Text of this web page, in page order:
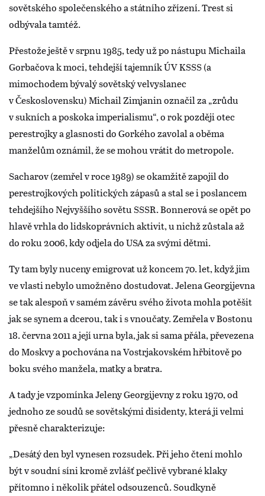
sovětského společenského a státního zřízení. Trest si
odbývala tamtéž.
Přestože ještě v srpnu 1985, tedy už po nástupu Michaila
Gorbačova k moci, tehdejší tajemník ÚV KSSS (a
mimochodem bývalý sovětský velvyslanec
v Československu) Michail Zimjanin označil za „zrůdu
v sukních a poskoka imperialismu“, o rok později otec
perestrojky a glasnosti do Gorkého zavolal a oběma
manželům oznámil, že se mohou vrátit do metropole.
Sacharov (zemřel v roce 1989) se okamžitě zapojil do
perestrojkových politických zápasů a stal se i poslancem
tehdejšího Nejvyššího sovětu SSSR. Bonnerová se opět po
hlavě vrhla do lidskoprávních aktivit, u nichž zůstala až
do roku 2006, kdy odjela do USA za svými dětmi.
Ty tam byly nuceny emigrovat už koncem 70. let, když jim
ve vlasti nebylo umožněno dostudovat. Jelena Georgijevna
se tak alespoň v samém závěru svého života mohla potěšit
jak se synem a dcerou, tak i s vnoučaty. Zemřela v Bostonu
18. června 2011 a její urna byla, jak si sama přála, převezena
do Moskvy a pochována na Vostrjakovském hřbitově po
boku svého manžela, matky a bratra.
A tady je vzpomínka Jeleny Georgijevny z roku 1970, od
jednoho ze soudů se sovětskými disidenty, která ji velmi
přesně charakterizuje:
„Desátý den byl vynesen rozsudek. Při jeho čtení mohlo
být v soudní síni kromě zvlášť pečlivě vybrané klaky
přítomno i několik přátel odsouzenců. Soudkyně